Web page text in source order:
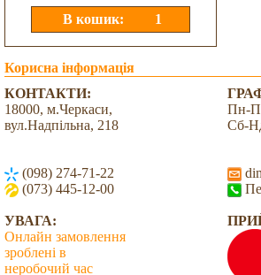
Корисна інформація
КОНТАКТИ:
18000, м.Черкаси,
вул.Надпільна, 218
(098) 274-71-22
(073) 445-12-00
Пн-
Сб-
УВАГА:
Онлайн замовлення
зроблені в
неробочий час